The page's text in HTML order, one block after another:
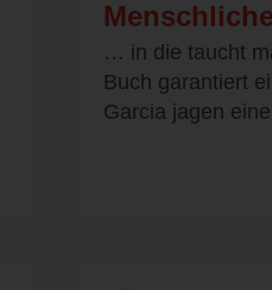
… in die taucht
Buch garantiert
Garcia jagen